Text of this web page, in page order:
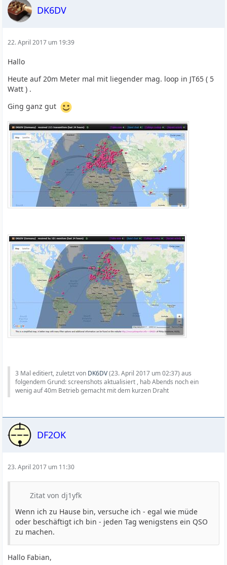
DK6DV
22. April 2017 um 19:39
Hallo
Heute auf 20m Meter mal mit liegender mag. loop in JT65 ( 5
Watt ) .
Ging ganz gut
3 Mal editiert, zuletzt von DK6DV(23. April 2017 um 02:37) aus
folgendem Grund: screenshots aktualisiert , hab Abends noch ein
wenig auf 40m Betrieb gemacht mit dem kurzen Draht
DF2OK
23. April 2017 um 11:30
Zitat von dj1yfk
Wenn ich zu Hause bin, versuche ich - egal wie müde
oder beschäftigt ich bin - jeden Tag wenigstens ein QSO
zu machen.
Hallo Fabian,